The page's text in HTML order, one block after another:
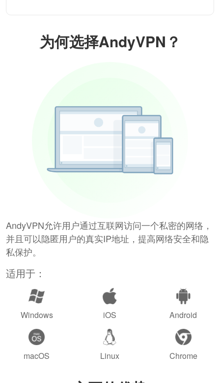
为何选择AndyVPN？
AndyVPN允许用户通过互联网访问一个私密的网络，
并且可以隐匿用户的真实IP地址，提高网络安全和隐
私保护。
适用于：
Windows iOS Android
macOS Linux Chrome